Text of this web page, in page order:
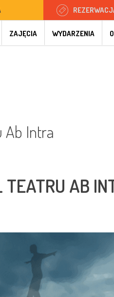
ZAJĘCIA WYDARZENIA
Ab Intra
TEATRU AB